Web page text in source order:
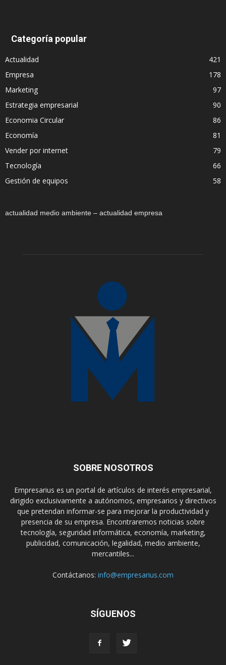
Categoría popular
Actualidad
421
Empresa
178
Marketing
97
Estrategia empresarial
90
Economia Circular
86
Economía
81
Vender por internet
79
Tecnología
66
Gestión de equipos
58
actualidad medio ambiente – actualidad empresa
SOBRE NOSOTROS
Empresarius es un portal de artículos de interés empresarial,
dirigido exclusivamente a autónomos, empresarios y directivos
que pretendan informar-se para mejorar la productividad y
presencia de su empresa. Encontraremos noticias sobre
tecnología, seguridad informática, economía, marketing,
publicidad, comunicación, legalidad, medio ambiente,
mercantiles...
Contáctanos: info@empresarius.com
SÍGUENOS